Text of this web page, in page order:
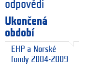
odpovědi
Ukončená
období
EHP a Norské
fondy 2004-2009